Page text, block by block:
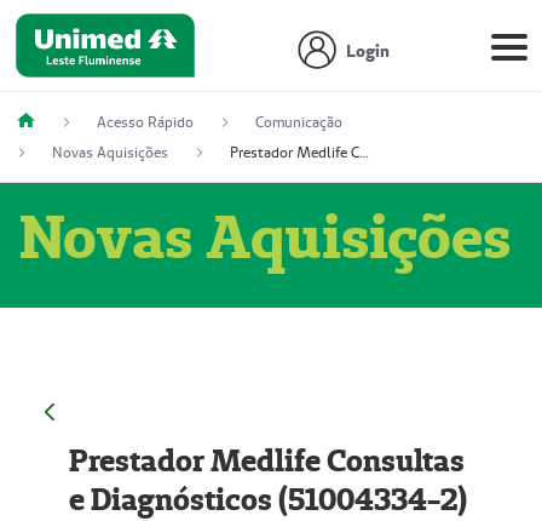
Login
Acesso Rápido
Comunicação
Novas Aquisições
Prestador Medlife Consultas e Diagnósticos (51004334-2)
Novas Aquisições
Prestador Medlife Consultas
e Diagnósticos (51004334-2)